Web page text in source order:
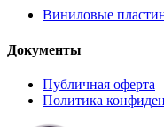
Виниловые
Документы
Публичная оферта
Политика